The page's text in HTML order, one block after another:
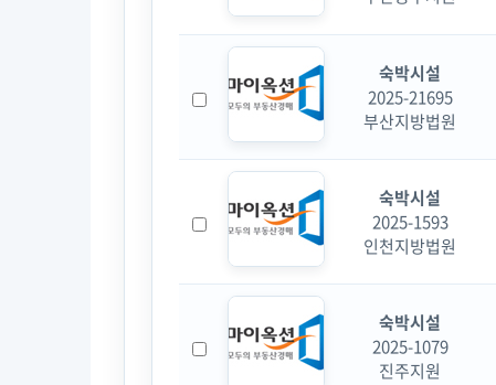
숙박시설
2025-21695
부산지방법원
숙박시설
2025-1593
인천지방법원
숙박시설
2025-1079
진주지원